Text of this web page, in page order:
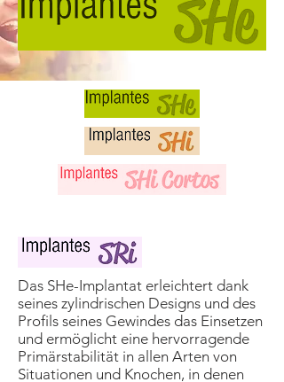
Das SHe-Implantat erleichtert dank
seines zylindrischen Designs und des
Profils seines Gewindes das Einsetzen
und ermöglicht eine hervorragende
Primärstabilität in allen Arten von
Situationen und Knochen, in denen